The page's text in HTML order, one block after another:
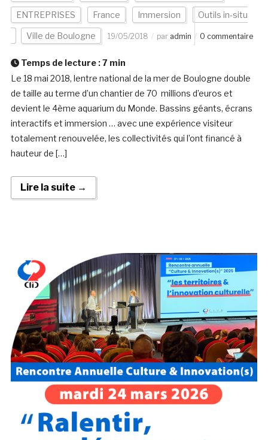
ENTREPRISES France Immersion Outils in-situ
Ville de Boulogne 19/05/2018 par admin 0 commentaire
Temps de lecture :7 min
Le 18 mai 2018, lentre national de la mer de Boulogne double
de taille au terme d’un chantier de 70 millions d’euros et
devient le 4ème aquarium du Monde. Bassins géants, écrans
interactifs et immersion … avec une expérience visiteur
totalement renouvelée, les collectivités qui l’ont financé à
hauteur de […]
Lire la suite →